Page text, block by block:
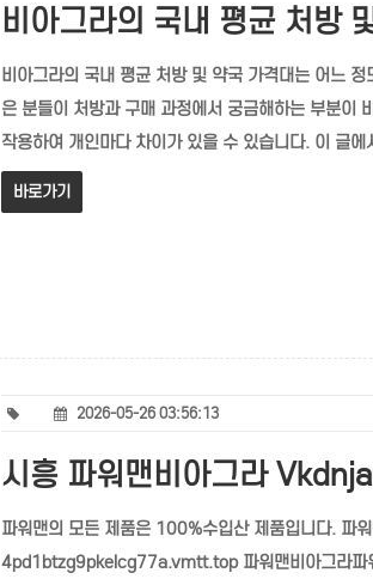
비아그라의 국내 평균 처방
비아그라의 국내 평균 처방 및 약국 가격대는 어느
은 분들이 처방과 구매 과정에서 궁금해하는 부분이
작용하여 개인마다 차이가 있을 수 있습니다. 이 글
바로가기
2026-05-26 03:56:13
시흥 파워맨비아그라
파워맨의 모든 제품은 100%수입산 제품입니다. 파
4pd1btzg9pkelcg77a.vmtt.top 파워맨비아그라파